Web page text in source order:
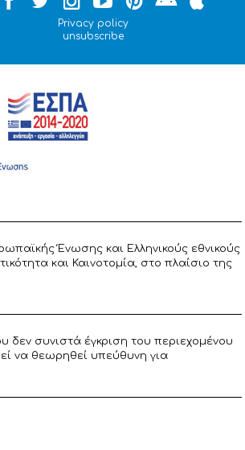
Privacy policy
unsubscribe
Ένωσης και Ελληνικούς εθνικούς
και Καινοτομία, στο πλαίσιο της
συνιστά έγκριση του περιεχομένου
να θεωρηθεί υπεύθυνη για